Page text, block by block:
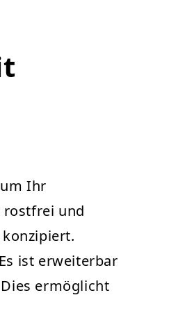
Ihr
rostfrei und
ist erweiterbar
ermöglicht